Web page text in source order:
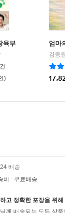
육부
)
엄마
김종
배송
비 : 무료배송
고 정확한 포장을 위